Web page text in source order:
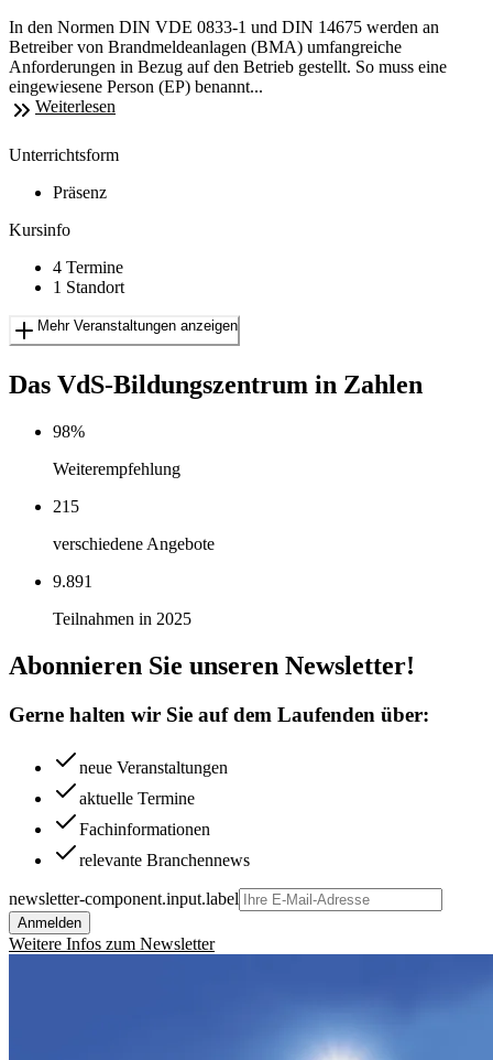
In den Normen DIN VDE 0833-1 und DIN 14675 werden an
Betreiber von Brandmeldeanlagen (BMA) umfangreiche
Anforderungen in Bezug auf den Betrieb gestellt. So muss eine
eingewiesene Person (EP) benannt...
Weiterlesen
Unterrichtsform
Präsenz
Kursinfo
4 Termine
1 Standort
Mehr Veranstaltungen anzeigen
Das VdS-Bildungszentrum in Zahlen
98%
Weiterempfehlung
215
verschiedene Angebote
9.891
Teilnahmen in 2025
Abonnieren Sie unseren Newsletter!
Gerne halten wir Sie auf dem Laufenden über:
neue Veranstaltungen
aktuelle Termine
Fachinformationen
relevante Branchennews
newsletter-component.input.label
Anmelden
Weitere Infos zum Newsletter